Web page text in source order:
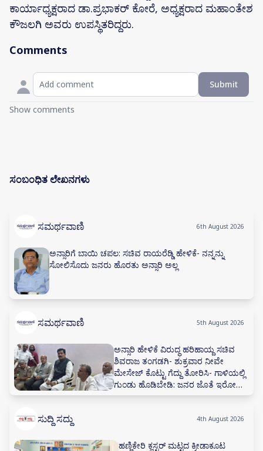
ಕಾರ್ಯಾಧ್ಯಕ್ಷರಾದ ಡಾ.ಪ್ರಭಾಕರ್ ಕೋರೆ, ಅಧ್ಯಕ್ಷರಾದ ಮಹಾಂತೇಶ
ಕೌಜಲಗಿ ಅವರು ಉಪಸ್ಥಿತರಿದ್ದರು.
Comments
Submit
Show comments
ಸಂಬಂಧಿತ ಲೇಖನಗಳು
ಸಮರ್ಥವಾಣಿ 6th August 2026
ಅನ್ಸಾರಿಗೆ ಬಾಯಿ ಚಪಲ: ಸಚಿವ ರಾಯರೆಡ್ಡಿ ಹೇಳಿಕೆ- ನನ್ನನ್ನು
ಸೋಲಿಸೊದು ಜನರು ಹೊರತು ಅನ್ಸಾರಿ ಅಲ್ಲ
ಸಮರ್ಥವಾಣಿ 5th August 2026
ಅನ್ಸಾರಿ ಹೇಳಿಕೆ ವಿರುದ್ಧ ಹರಿಹಾಯ್ದ ಸಚಿವ
ಶಿವರಾಜ ತಂಗಡಗಿ- ಶುಕ್ರವಾರ ನೀವೇ
ಮೇಸೇಜ್ ಕೊಟ್ಟು ಗೆದ್ದು ತೋರಿಸಿ- ಗಾಳಿಯಲ್ಲಿ
ಗುಂಡು ಹೊಡಿಬೇಡಿ: ಜನರ ಜೊತೆ ಇರೋದು
ಕಲಿಯಿರಿ
ಸುದ್ದಿ ಸದ್ದು 4th August 2026
ಹಣ್ಣಿಕೇರಿ ಕ್ಲಸ್ಟರ್ ಮಟ್ಟದ ಕ್ರೀಡಾಕೂಟ